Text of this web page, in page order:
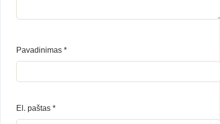
Pavadinimas *
El. paštas *